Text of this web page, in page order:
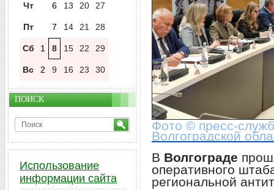
Фото © пресс-
Волгоградской
В Волгограде
оперативного
региональной
Чт 6 13 20 27
Пт 7 14 21 28
Сб 1 8 15 22 29
Вс 2 9 16 23 30
ПОИСК
Использование
информации сайта